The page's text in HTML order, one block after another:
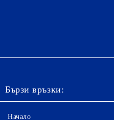
Бързи връзки:
Начало